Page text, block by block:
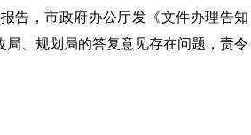
告，市政府办公厅发《文件办理告知
、规划局的答复意见存在问题，责令